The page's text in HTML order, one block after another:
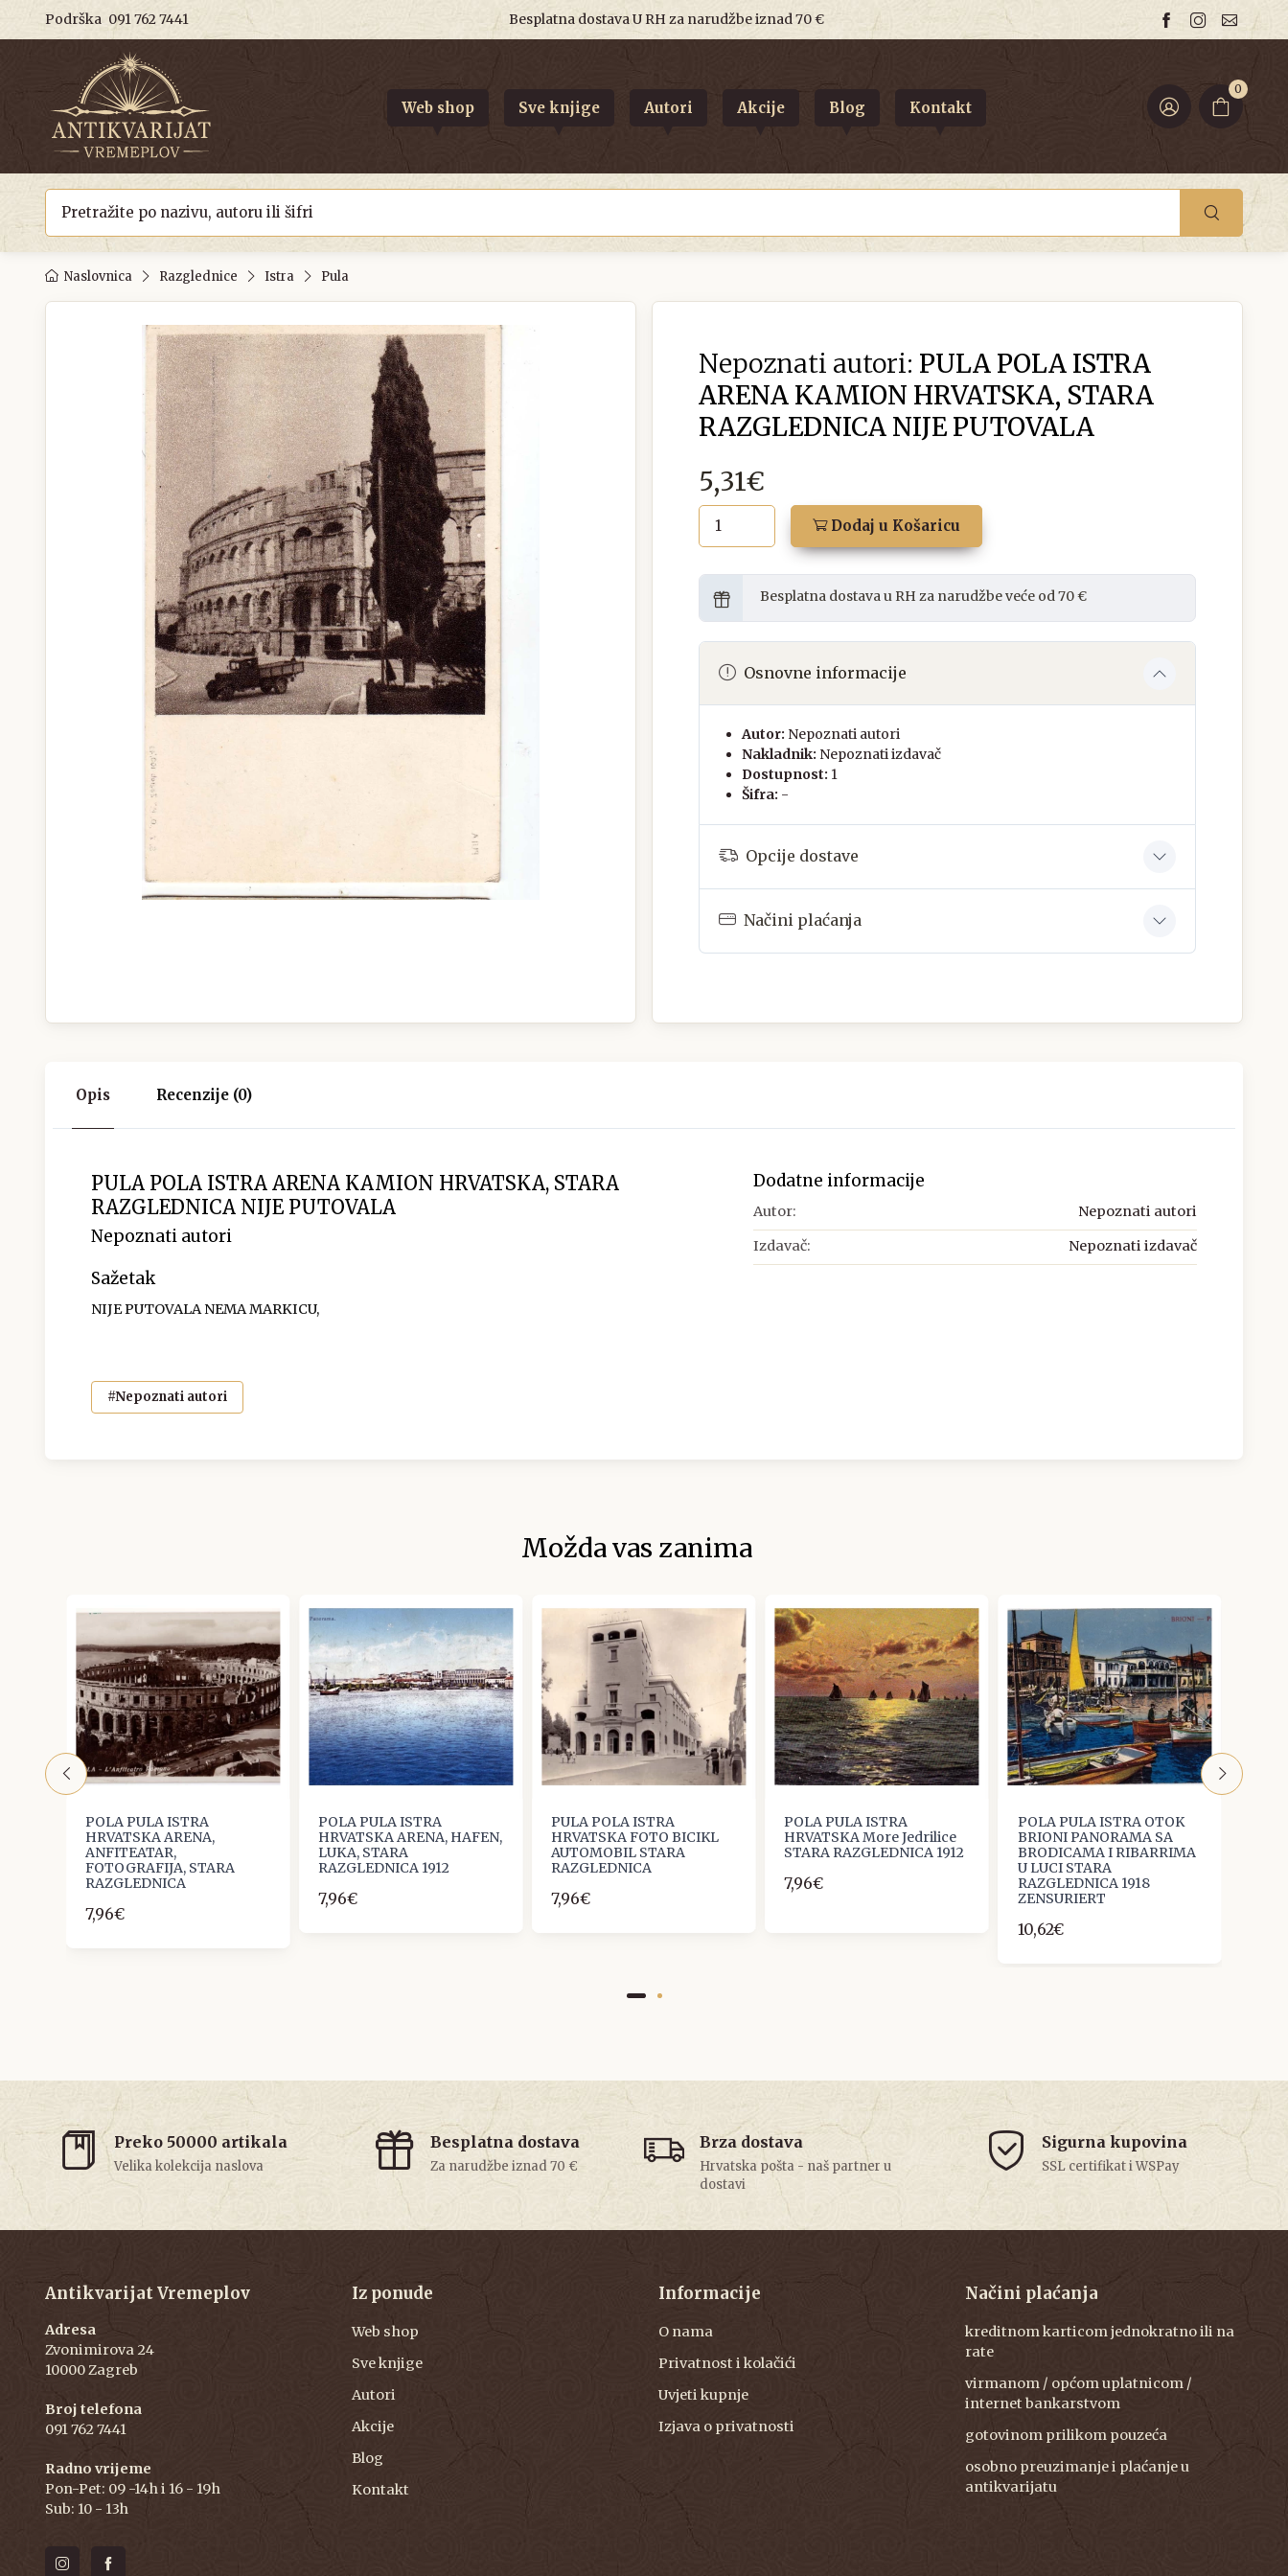
Podrška 091 762 7441 Besplatna dostava U RH za narudžbe iznad 70 €
0
Web shop Sve knjige Autori Akcije Blog Kontakt
Naslovnica Razglednice Istra Pula
Nepoznati autori: PULA POLA ISTRA
ARENA KAMION HRVATSKA, STARA
RAZGLEDNICA NIJE PUTOVALA
5,31€
Dodaj u Košaricu
Besplatna dostava u RH za narudžbe veće od 70 €
Osnovne informacije
Autor: Nepoznati autori
Nakladnik: Nepoznati izdavač
Dostupnost: 1
Šifra: -
Opcije dostave
Načini plaćanja
Opis Recenzije (0)
PULA POLA ISTRA ARENA KAMION HRVATSKA, STARA
RAZGLEDNICA NIJE PUTOVALA
Nepoznati autori
Sažetak
NIJE PUTOVALA NEMA MARKICU,
#Nepoznati autori
Dodatne informacije
Autor: Nepoznati autori
Izdavač: Nepoznati izdavač
Možda vas zanima
POLA PULA ISTRA
HRVATSKA ARENA,
ANFITEATAR,
FOTOGRAFIJA, STARA
RAZGLEDNICA
7,96€
POLA PULA ISTRA
HRVATSKA ARENA, HAFEN,
LUKA, STARA
RAZGLEDNICA 1912
7,96€
PULA POLA ISTRA
HRVATSKA FOTO BICIKL
AUTOMOBIL STARA
RAZGLEDNICA
7,96€
POLA PULA ISTRA
HRVATSKA More Jedrilice
STARA RAZGLEDNICA 1912
7,96€
POLA PULA ISTRA OTOK
BRIONI PANORAMA SA
BRODICAMA I RIBARRIMA
U LUCI STARA
RAZGLEDNICA 1918
ZENSURIERT
10,62€
Preko 50000 artikala
Velika kolekcija naslova
Besplatna dostava
Za narudžbe iznad 70 €
Brza dostava
Hrvatska pošta - naš partner u
dostavi
Sigurna kupovina
SSL certifikat i WSPay
Antikvarijat Vremeplov
Adresa
Zvonimirova 24
10000 Zagreb
Broj telefona
091 762 7441
Radno vrijeme
Pon-Pet: 09 -14h i 16 - 19h
Sub: 10 - 13h
Iz ponude
Web shop
Sve knjige
Autori
Akcije
Blog
Kontakt
Informacije
O nama
Privatnost i kolačići
Uvjeti kupnje
Izjava o privatnosti
Načini plaćanja
kreditnom karticom jednokratno ili na
rate
virmanom / općom uplatnicom /
internet bankarstvom
gotovinom prilikom pouzeća
osobno preuzimanje i plaćanje u
antikvarijatu